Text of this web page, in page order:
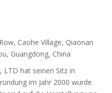
Caohe Village, Qiaonan
Guangdong, China
LTD hat seinen Sitz in
im Jahr 2000 wurde